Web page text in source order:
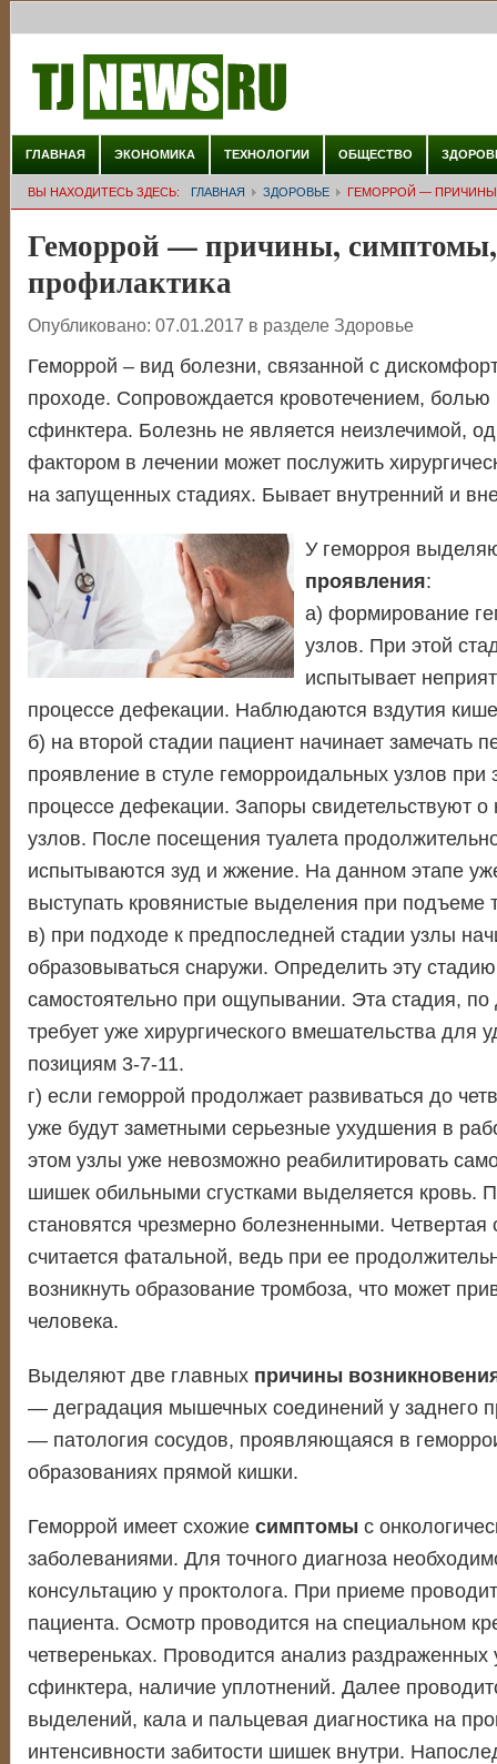
ГЛАВНАЯ ЭКОНОМИКА ТЕХНОЛОГИИ ОБЩЕСТВО
ВЫ НАХОДИТЕСЬ ЗДЕСЬ: ГЛАВНАЯ ЗДОРОВЬЕ ГЕМОРРОЙ —
Геморрой — причины, симптомы,
профилактика
Опубликовано: 07.01.2017 в разделе Здоровье
Геморрой – вид болезни, связанной с
проходе. Сопровождается кровотечением, болью
сфинктера. Болезнь не является неизлечимой,
фактором в лечении может послужить
на запущенных стадиях. Бывает внутренний и
У геморроя
проявления:
а) формирование
узлов. При этой
испытывает
процессе дефекации. Наблюдаются вздутия
б) на второй стадии пациент начинает замечать
проявление в стуле геморроидальных узлов при
процессе дефекации. Запоры свидетельствуют о
узлов. После посещения туалета
испытываются зуд и жжение. На данном этапе
выступать кровянистые выделения при подъеме
в) при подходе к предпоследней стадии узлы
образовываться снаружи. Определить эту
самостоятельно при ощупывании. Эта стадия,
требует уже хирургического вмешательства для
позициям 3-7-11.
г) если геморрой продолжает развиваться до
уже будут заметными серьезные ухудшения в
этом узлы уже невозможно реабилитировать
шишек обильными сгустками выделяется кровь.
становятся чрезмерно болезненными. Четвертая
считается фатальной, ведь при ее
возникнуть образование тромбоза, что может
человека.
Выделяют две главных причины
— деградация мышечных соединений у заднего
— патология сосудов, проявляющаяся в
образованиях прямой кишки.
Геморрой имеет схожие симптомы с
заболеваниями. Для точного диагноза
консультацию у проктолога. При приеме
пациента. Осмотр проводится на специальном
четвереньках. Проводится анализ раздраженных
сфинктера, наличие уплотнений. Далее
выделений, кала и пальцевая диагностика на
интенсивности забитости шишек внутри.